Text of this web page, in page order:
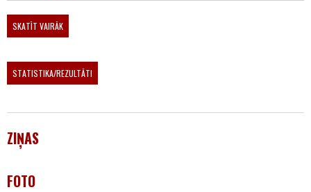
SKATĪT VAIRĀK
STATISTIKA/REZULTĀTI
ZIŅAS
FOTO